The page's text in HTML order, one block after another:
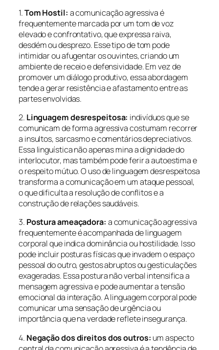
1.Tom Hostil: a comunicação agressiva é
frequentemente marcada por um tom de voz
elevado e confrontativo, que expressa raiva,
desdém ou desprezo. Esse tipo de tom pode
intimidar ou afugentar os ouvintes, criando um
ambiente de receio e defensividade. Em vez de
promover um diálogo produtivo, essa abordagem
tende a gerar resistência e afastamento entre as
partes envolvidas.
2. Linguagem desrespeitosa: indivíduos que se
comunicam de forma agressiva costumam recorrer
a insultos, sarcasmo e comentários depreciativos.
Essa linguística não apenas mina a dignidade do
interlocutor, mas também pode ferir a autoestima e
o respeito mútuo. O uso de linguagem desrespeitosa
transforma a comunicação em um ataque pessoal,
o que dificulta a resolução de conflitos e a
construção de relações saudáveis.
3. Postura ameaçadora: a comunicação agressiva
frequentemente é acompanhada de linguagem
corporal que indica dominância ou hostilidade. Isso
pode incluir posturas físicas que invadem o espaço
pessoal do outro, gestos abruptos ou gesticulações
exageradas. Essa postura não verbal intensifica a
mensagem agressiva e pode aumentar a tensão
emocional da interação. A linguagem corporal pode
comunicar uma sensação de urgência ou
importância que na verdade reflete insegurança.
4. Negação dos direitos dos outros: um aspecto